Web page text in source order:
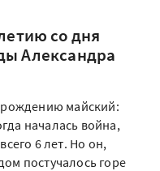
со дня
Александра
майский:
началась война,
6 лет. Но он,
постучалось горе